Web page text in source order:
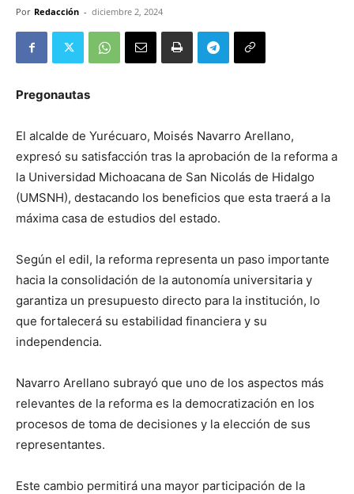
Por Redacción - diciembre 2, 2024
Pregonautas
El alcalde de Yurécuaro, Moisés Navarro Arellano,
expresó su satisfacción tras la aprobación de la reforma a
la Universidad Michoacana de San Nicolás de Hidalgo
(UMSNH), destacando los beneficios que esta traerá a la
máxima casa de estudios del estado.
Según el edil, la reforma representa un paso importante
hacia la consolidación de la autonomía universitaria y
garantiza un presupuesto directo para la institución, lo
que fortalecerá su estabilidad financiera y su
independencia.
Navarro Arellano subrayó que uno de los aspectos más
relevantes de la reforma es la democratización en los
procesos de toma de decisiones y la elección de sus
representantes.
Este cambio permitirá una mayor participación de la